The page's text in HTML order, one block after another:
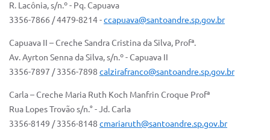
Quadra Fiscal
SIC
Autarquias
R. Lacônia, s/n.º - Pq. Capuava
3356-7866 / 4479-8214 -ccapuava@santoandre.sp.gov.br
Capuava II – Creche Sandra Cristina da Silva, Profª.
Av. Ayrton Senna da Silva, s/n.º - Capuava II
3356-7897 / 3356-7898 calzirafranco@santoandre.sp.gov.br
Carla – Creche Maria Ruth Koch Manfrin Croque Profª
Rua Lopes Trovão s/n.° - Jd. Carla
3356-8149 / 3356-8148 cmariaruth@santoandre.sp.gov.br